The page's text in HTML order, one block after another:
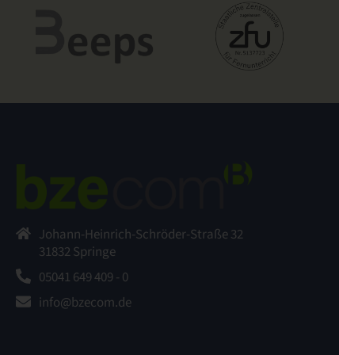
Johann-Heinrich-Schröder-Straße 32
31832 Springe
05041 649 409 - 0
info@bzecom.de